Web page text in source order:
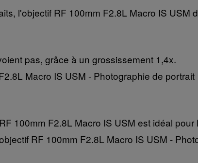
l'objectif RF 100mm F2.8L Macro IS USM
pas, grâce à un grossissement 1,4x.
Macro IS USM - Photographie de portrait
100mm F2.8L Macro IS USM est idéal pour
RF 100mm F2.8L Macro IS USM -